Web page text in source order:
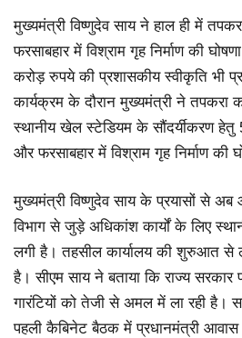
मुख्यमंत्री विष्णुदेव साय ने हाल ही में
फरसाबहार में विश्राम गृह निर्माण की
करोड़ रुपये की प्रशासकीय स्वीकृति भी
कार्यक्रम के दौरान मुख्यमंत्री ने तपकरा
स्थानीय खेल स्टेडियम के सौंदर्यीकरण
और फरसाबहार में विश्राम गृह निर्माण की
मुख्यमंत्री विष्णुदेव साय के प्रयासों से अब
विभाग से जुड़े अधिकांश कार्यों के लिए
लगी है। तहसील कार्यालय की शुरुआत से
है। सीएम साय ने बताया कि राज्य सरकार
गारंटियों को तेजी से अमल में ला रही है।
पहली कैबिनेट बैठक में प्रधानमंत्री